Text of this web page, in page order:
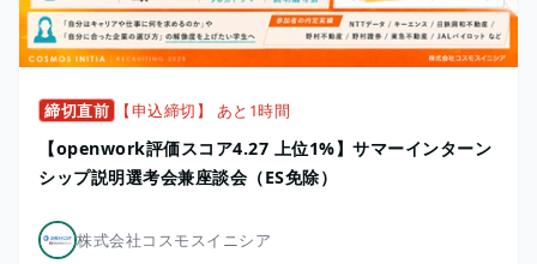
締切直前 【申込締切】 あと1時間
【openwork評価スコア4.27 上位1%】サマーインターン
シップ説明選考会兼座談会（ES免除）
株式会社コスモスイニシア